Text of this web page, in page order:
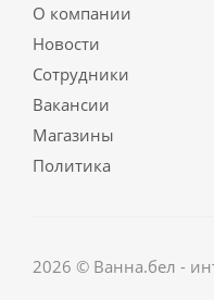
О компании
Новости
Сотрудники
Вакансии
Магазины
Политика
2026 © Ванна.бел -